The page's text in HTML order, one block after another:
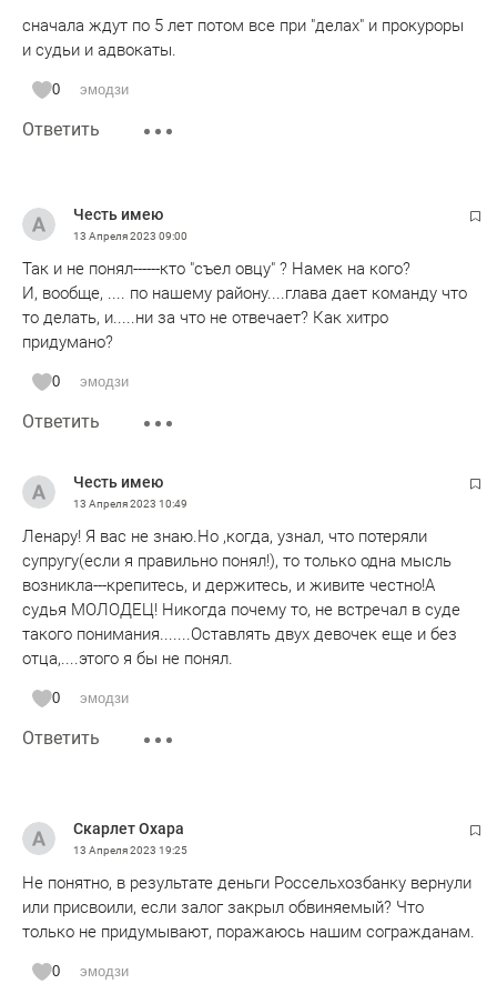
сначала ждут по 5 лет потом все при "делах" и прокуроры
и судьи и адвокаты.
0 эмодзи
Ответить
Честь имею
13 Апреля 2023 09:00
Так и не понял------кто "съел овцу" ? Намек на кого?
И, вообще, .... по нашему району....глава дает команду что
то делать, и.....ни за что не отвечает? Как хитро
придумано?
0 эмодзи
Ответить
Честь имею
13 Апреля 2023 10:49
Ленару! Я вас не знаю.Но ,когда, узнал, что потеряли
супругу(если я правильно понял!), то только одна мысль
возникла---крепитесь, и держитесь, и живите честно!А
судья МОЛОДЕЦ! Никогда почему то, не встречал в суде
такого понимания.......Оставлять двух девочек еще и без
отца,....этого я бы не понял.
0 эмодзи
Ответить
Скарлет Охара
13 Апреля 2023 19:25
Не понятно, в результате деньги Россельхозбанку вернули
или присвоили, если залог закрыл обвиняемый? Что
только не придумывают, поражаюсь нашим согражданам.
0 эмодзи